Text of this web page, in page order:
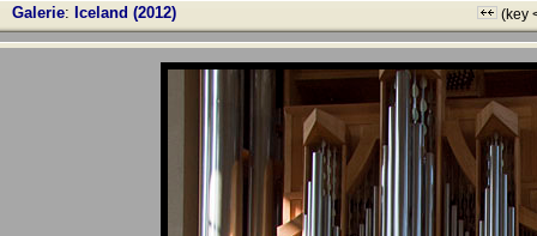
Galerie: Iceland (2012) (key